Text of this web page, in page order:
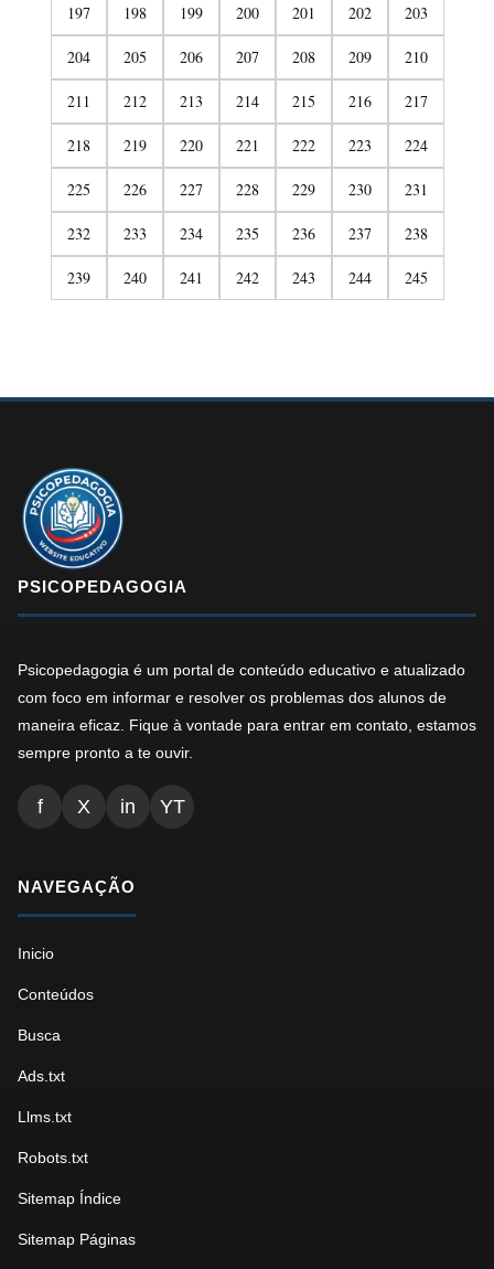
197 198 199 200 201 202 203
204 205 206 207 208 209 210
211 212 213 214 215 216 217
218 219 220 221 222 223 224
225 226 227 228 229 230 231
232 233 234 235 236 237 238
239 240 241 242 243 244 245
PSICOPEDAGOGIA
Psicopedagogia é um portal de conteúdo educativo e atualizado
com foco em informar e resolver os problemas dos alunos de
maneira eficaz. Fique à vontade para entrar em contato, estamos
sempre pronto a te ouvir.
f X in YT
NAVEGAÇÃO
Inicio
Conteúdos
Busca
Ads.txt
Llms.txt
Robots.txt
Sitemap Índice
Sitemap Páginas